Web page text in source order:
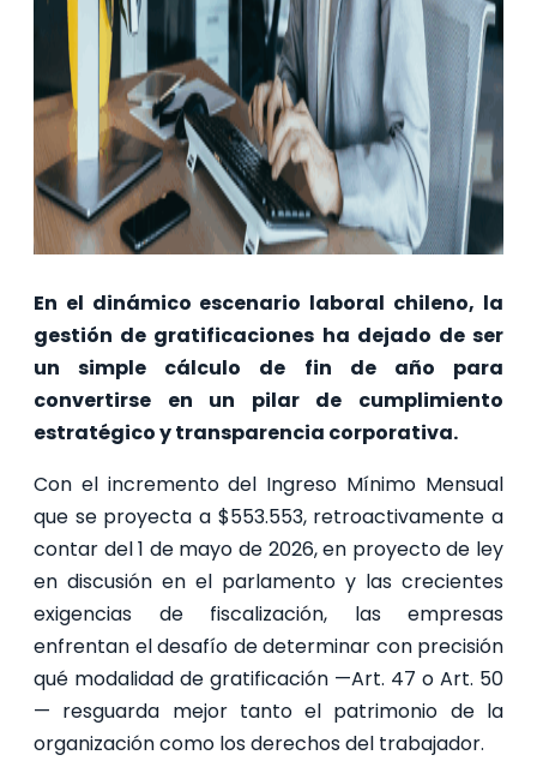
En el dinámico escenario laboral chileno, la
gestión de gratificaciones ha dejado de ser
un simple cálculo de fin de año para
convertirse en un pilar de cumplimiento
estratégico y transparencia corporativa.
Con el incremento del Ingreso Mínimo Mensual
que se proyecta a $553.553, retroactivamente a
contar del 1 de mayo de 2026, en proyecto de ley
en discusión en el parlamento y las crecientes
exigencias de fiscalización, las empresas
enfrentan el desafío de determinar con precisión
qué modalidad de gratificación —Art. 47 o Art. 50
— resguarda mejor tanto el patrimonio de la
organización como los derechos del trabajador.